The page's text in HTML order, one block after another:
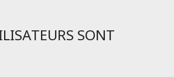
SONT